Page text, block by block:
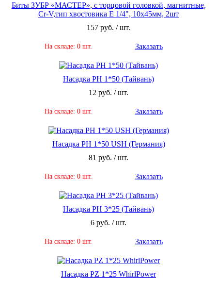
Биты ЗУБР «МАСТЕР», с торцовой головкой, магнитные,
Cr-V,тип хвостовика Е 1/4", 10х45мм, 2шт
157 руб. / шт.
На складе: 0 шт. Заказать
Насадка PH 1*50 (Тайвань)
12 руб. / шт.
На складе: 0 шт. Заказать
Насадка PH 1*50 USH (Германия)
81 руб. / шт.
На складе: 0 шт. Заказать
Насадка PH 3*25 (Тайвань)
6 руб. / шт.
На складе: 0 шт. Заказать
Насадка PZ 1*25 WhirlPower